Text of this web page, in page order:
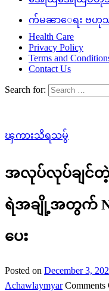
က်မၼာေရး ဗဟု
Health Care
Privacy Policy
Terms and
Contact Us
Search for:
ၾကားသိရသမွ်
အလုပ်လုပ်ချင်တဲ့
ရဲအချို့အတွက်
ပေး
Posted on December 3,
Achawlaymyar Comments